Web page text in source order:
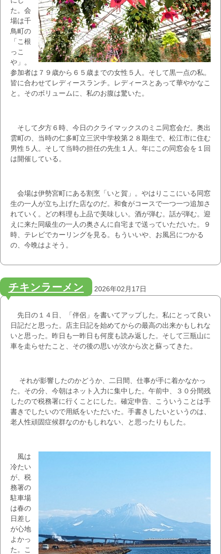
た。会
場は千
鳥町の
「こ根
っこ
や」。
参加者は７９歳から６５歳までの女性５人。そして黒一点の私。
皆に合わせてレディースランチ。レディースとあって華やかなこ
と。そのボリュームに、私のお腹は驚いた。
そして夕方６時、今日のクライマックスのミニ同窓会だ。奥出
雲町の、当時の仁多町立三沢中学校第２８期生で、松江市に住む
男性５人。そして当時の担任の先生１人。年にこの同窓会を１回
は開催している。
会場は伊勢宮町にある割烹「いと賀」。やはりここにいる同窓
生の一人が立ち上げた店なのだ。和食がコースで一つ一つ追加さ
れていく。どの料理も上品で美味しい。酒が弾む。話が弾む。迎
えに来た同級生の一人の奥さんに自宅まで送っていただいた。９
時、テレビでカーリングを見る。もういいや、お風呂につかる
の、今晩はよそう。
チキンラーメン 2026年02月17日
先日の１４日、「伴侶」を書いてアップした。私にとって良い
日記だと思った。店主日記を始めてからの最高の出来かもしれな
いと思った。昨日も一昨日も何度も読み返した。そして三瓶山に
車を走らせたこと、その後の思いが次から次と蘇ってきた。
それが影響したのかどうか、二日間、仕事が手に着かなかっ
た。その分、今朝はネット入力に集中した。午前中、３０分間残
したので税務署に行くことにした。確定申告、こういうことは手
書きでしたいので用紙をいただいた。手書きしたいというのは、
老人性頑固症候群なのかもしれない、と思ったりもした。
風は
冷たい
が、税
務署の
駐車場
は春の
日差し
が心地
よかっ
た。こ